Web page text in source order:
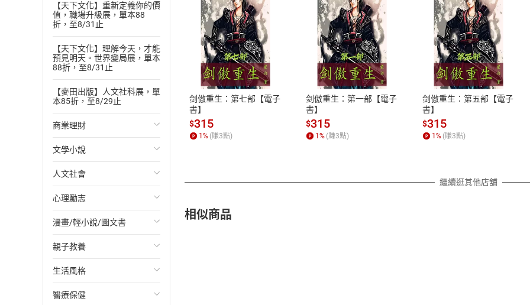
【天下文化】重新定義你的價
值，職場升級展，單本88
折，至8/31止
【天下文化】理解今天，才能
預見明天。世界變局展，單本
88折，至8/31止
【麥田出版】人文社科展，單
本85折，至8/29止
商業理財
投資理財
經濟/趨勢
財務/金融
管理/領導
職場工作術
成功法
行銷/廣告
文學小說
歐美文學
日本文學
韓國文學
華文文學
經典文學
成長/家庭生活小說
人文社會
國際關係
政治
社會科學
台灣/中國歷史
日/韓歷史
心理勵志
心靈成長/情緒
人際關係
兩性關係
心理學
漫畫/輕小說/圖文書
輕小說
奇幻/科幻
愛情故事
親子教養
教育現場
兒童文學/故事
生活風格
飲食/食譜
醫療保健
付款方式
ATM轉帳、信用卡、LINE PAY、AFTEE
退換貨規範
本店是否提供消費者保護法七日猶
之權利，遽消費者保護法及通訊交
除權合理例外情事適用準則，依商
質各有不同規定。詳細退換貨說明
照各商品說明。
剑傲重生：第七部【電子
書】
$315
1% (賺3點)
剑傲重生：第一部【電子
書】
$315
1% (賺3點)
剑傲重生：第五部【電子
書】
$315
1% (賺3點)
繼續逛其他店舖
相似商品